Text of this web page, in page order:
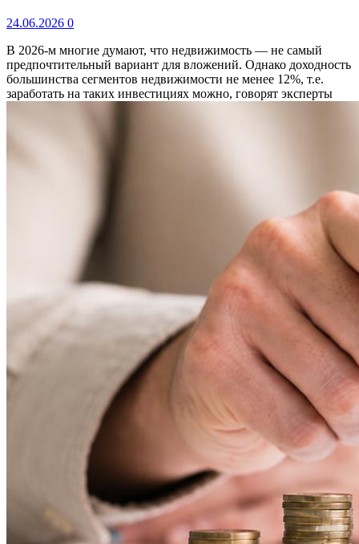
24.06.2026 0
В 2026-м многие думают, что недвижимость — не самый
предпочтительный вариант для вложений. Однако доходность
большинства сегментов недвижимости не менее 12%, т.е.
заработать на таких инвестициях можно, говорят эксперты